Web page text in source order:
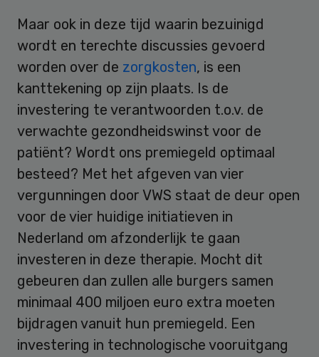
Maar ook in deze tijd waarin bezuinigd
wordt en terechte discussies gevoerd
worden over de zorgkosten, is een
kanttekening op zijn plaats. Is de
investering te verantwoorden t.o.v. de
verwachte gezondheidswinst voor de
patiënt? Wordt ons premiegeld optimaal
besteed? Met het afgeven van vier
vergunningen door VWS staat de deur open
voor de vier huidige initiatieven in
Nederland om afzonderlijk te gaan
investeren in deze therapie. Mocht dit
gebeuren dan zullen alle burgers samen
minimaal 400 miljoen euro extra moeten
bijdragen vanuit hun premiegeld. Een
investering in technologische vooruitgang